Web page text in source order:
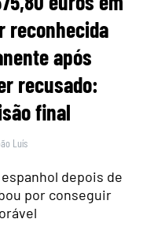
reconhecida
após
recusado:
final
Luís
depois de
por conseguir